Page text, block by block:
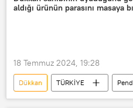
aldığı ürünün parasını masaya
18 Temmuz 2024, 19:28
Dükkan TÜRKİYE
İstanbul
Mağaza